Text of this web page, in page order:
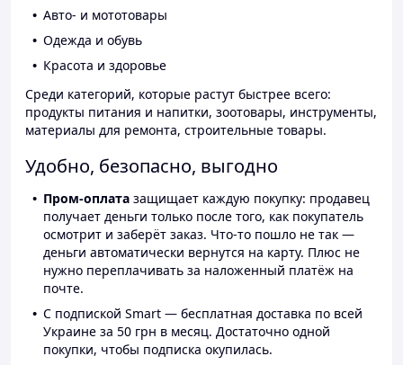
Авто- и мототовары
Одежда и обувь
Красота и здоровье
Среди категорий, которые растут быстрее всего:
продукты питания и напитки, зоотовары, инструменты,
материалы для ремонта, строительные товары.
Удобно, безопасно, выгодно
Пром-оплата защищает каждую покупку: продавец
получает деньги только после того, как покупатель
осмотрит и заберёт заказ. Что-то пошло не так —
деньги автоматически вернутся на карту. Плюс не
нужно переплачивать за наложенный платёж на
почте.
С подпиской Smart — бесплатная доставка по всей
Украине за 50 грн в месяц. Достаточно одной
покупки, чтобы подписка окупилась.